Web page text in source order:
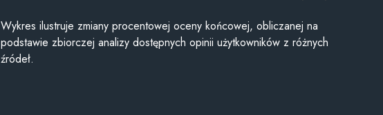
Wykres ilustruje zmiany procentowej oceny końcowej, obliczanej na
podstawie zbiorczej analizy dostępnych opinii użytkowników z różnych
źródeł.